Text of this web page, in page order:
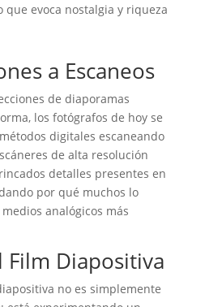
que evoca nostalgia y riqueza
a Escaneos
de diaporamas
los fotógrafos de hoy se
digitales escaneando
de alta resolución
detalles presentes en
por qué muchos lo
analógicos más
Film Diapositiva
no es simplemente